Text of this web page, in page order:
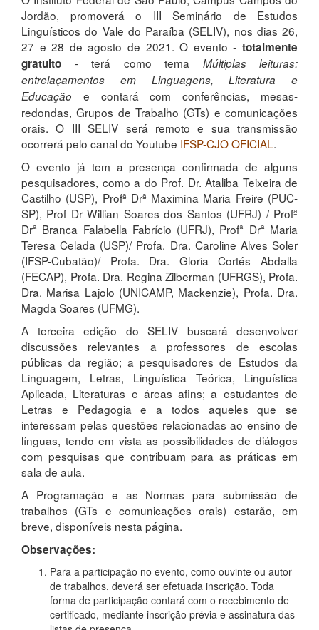
Jordão, promoverá o III Seminário de Estudos
Linguísticos do Vale do Paraíba (SELIV), nos dias 26,
27 e 28 de agosto de 2021. O evento - totalmente
gratuito - terá como tema Múltiplas leituras:
entrelaçamentos em Linguagens, Literatura e
Educação e contará com conferências, mesas-
redondas, Grupos de Trabalho (GTs) e comunicações
orais. O III SELIV será remoto e sua transmissão
ocorrerá pelo canal do Youtube IFSP-CJO OFICIAL.
O evento já tem a presença confirmada de alguns
pesquisadores, como a do Prof. Dr. Ataliba Teixeira de
Castilho (USP), Profª Drª Maximina Maria Freire (PUC-
SP), Prof Dr Willian Soares dos Santos (UFRJ) / Profª
Drª Branca Falabella Fabrício (UFRJ), Profª Drª Maria
Teresa Celada (USP)/ Profa. Dra. Caroline Alves Soler
(IFSP-Cubatão)/ Profa. Dra. Gloria Cortés Abdalla
(FECAP), Profa. Dra. Regina Zilberman (UFRGS), Profa.
Dra. Marisa Lajolo (UNICAMP, Mackenzie), Profa. Dra.
Magda Soares (UFMG).
A terceira edição do SELIV buscará desenvolver
discussões relevantes a professores de escolas
públicas da região; a pesquisadores de Estudos da
Linguagem, Letras, Linguística Teórica, Linguística
Aplicada, Literaturas e áreas afins; a estudantes de
Letras e Pedagogia e a todos aqueles que se
interessam pelas questões relacionadas ao ensino de
línguas, tendo em vista as possibilidades de diálogos
com pesquisas que contribuam para as práticas em
sala de aula.
A Programação e as Normas para submissão de
trabalhos (GTs e comunicações orais) estarão, em
breve, disponíveis nesta página.
Observações:
Para a participação no evento, como ouvinte ou autor
de trabalhos, deverá ser efetuada inscrição. Toda
forma de participação contará com o recebimento de
certificado, mediante inscrição prévia e assinatura das